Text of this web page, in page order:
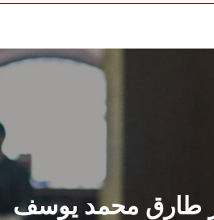
الرئيسيـة
القطاعـات
الشئون الأكاديمية
طارق محمد يوسف